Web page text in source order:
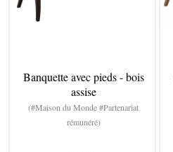
Banquette avec pieds - bois
assise
(#Maison du Monde #Partenariat
rémunéré)